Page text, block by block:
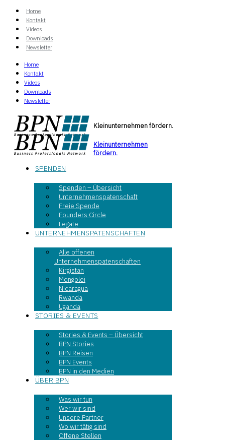
Home
Kontakt
Videos
Downloads
Newsletter
Home
Kontakt
Videos
Downloads
Newsletter
Kleinunternehmen fördern.
Kleinunternehmen
fördern.
SPENDEN
Spenden – Übersicht
Unternehmenspatenschaft
Freie Spende
Founders Circle
Legate
UNTERNEHMENSPATENSCHAFTEN
Alle offenen
Unternehmenspatenschaften
Kirgistan
Mongolei
Nicaragua
Rwanda
Uganda
STORIES & EVENTS
Stories & Events – Übersicht
BPN Stories
BPN Reisen
BPN Events
BPN in den Medien
ÜBER BPN
Was wir tun
Wer wir sind
Unsere Partner
Wo wir tätig sind
Offene Stellen